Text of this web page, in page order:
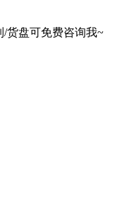
货盘可免费咨询我~